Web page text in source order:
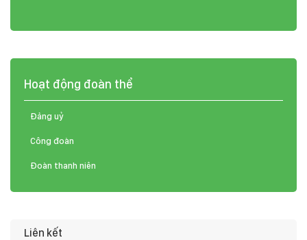
Hoạt động đoàn thể
Đảng uỷ
Công đoàn
Đoàn thanh niên
Liên kết